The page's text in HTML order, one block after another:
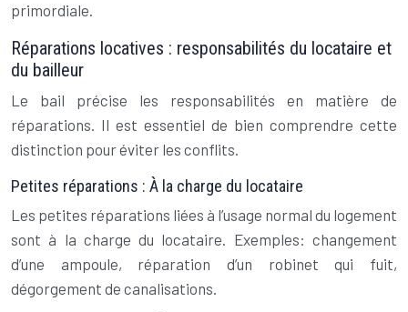
primordiale.
Réparations locatives : responsabilités du locataire et
du bailleur
Le bail précise les responsabilités en matière de
réparations. Il est essentiel de bien comprendre cette
distinction pour éviter les conflits.
Petites réparations : À la charge du locataire
Les petites réparations liées à l’usage normal du logement
sont à la charge du locataire. Exemples: changement
d’une ampoule, réparation d’un robinet qui fuit,
dégorgement de canalisations.